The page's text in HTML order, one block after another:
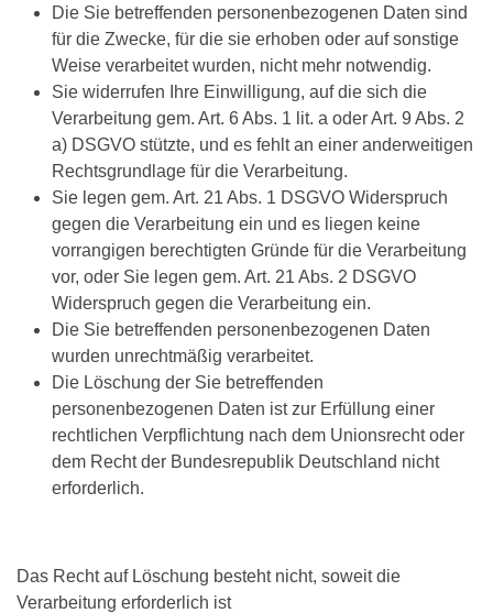
Die Sie betreffenden personenbezogenen Daten sind
für die Zwecke, für die sie erhoben oder auf sonstige
Weise verarbeitet wurden, nicht mehr notwendig.
Sie widerrufen Ihre Einwilligung, auf die sich die
Verarbeitung gem. Art. 6 Abs. 1 lit. a oder Art. 9 Abs. 2
a) DSGVO stützte, und es fehlt an einer anderweitigen
Rechtsgrundlage für die Verarbeitung.
Sie legen gem. Art. 21 Abs. 1 DSGVO Widerspruch
gegen die Verarbeitung ein und es liegen keine
vorrangigen berechtigten Gründe für die Verarbeitung
vor, oder Sie legen gem. Art. 21 Abs. 2 DSGVO
Widerspruch gegen die Verarbeitung ein.
Die Sie betreffenden personenbezogenen Daten
wurden unrechtmäßig verarbeitet.
Die Löschung der Sie betreffenden
personenbezogenen Daten ist zur Erfüllung einer
rechtlichen Verpflichtung nach dem Unionsrecht oder
dem Recht der Bundesrepublik Deutschland nicht
erforderlich.
Das Recht auf Löschung besteht nicht, soweit die
Verarbeitung erforderlich ist